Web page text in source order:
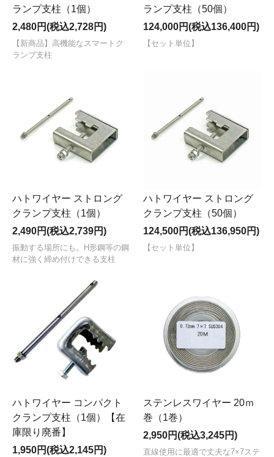
ランプ支柱（1個）
2,480円(税込2,728円)
【新商品】高機能なスマートク
ランプ支柱
ランプ支柱（50個）
124,000円(税込136,400円)
【セット単位】
ハトワイヤー ストロング
クランプ支柱（1個）
2,490円(税込2,739円)
振動する場所にも。H形鋼等の鋼
材に強く締め付けできる支柱
ハトワイヤー ストロング
クランプ支柱（50個）
124,500円(税込136,950円)
【セット単位】
ハトワイヤー コンパクト
クランプ支柱（1個）【在
庫限り廃番】
1,950円(税込2,145円)
ステンレスワイヤー 20ｍ
巻（1巻）
2,950円(税込3,245円)
直線使用に最適で丈夫な7×7ステ